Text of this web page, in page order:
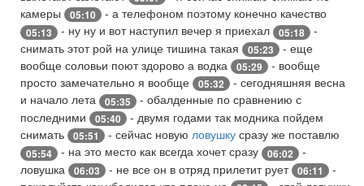
камеры
05:10 - а телефоном поэтому конечно качество
05:13 - ну ну и вот наступил вечер я приехал 05:18
-
снимать этот рой на улице тишина такая
05:23
- еще
вообще соловьи поют здорово а водка
05:29
- вообще
просто замечательно я вообще
05:32
- сегодняшняя весна
и начало лета
05:35
- обалденные по сравнению с
последними
05:40
- двумя годами так модника пойдем
снимать
05:51 - сейчас новую ловушку сразу же поставлю
05:54 - на это место как всегда хочет сразу 06:02
-
ловушка
06:03 - не все он в отряд прилетит рует 06:11
-